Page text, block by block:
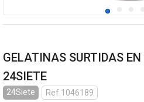
GELATINAS SURTIDAS
24SIETE
24Siete Ref.1046189